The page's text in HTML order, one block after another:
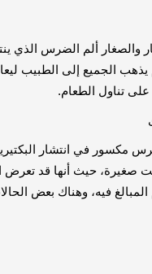
والصغار ألم الضرس
يذهب الجميع إلى الطبيب
على تناول الطعام.
مكسور في انتشار
صغيرة، حيث أنها قد تعرض
المبالغ فيه، وهناك بعض